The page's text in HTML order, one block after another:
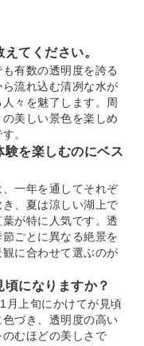
てください。
有数の透明度を誇る
流れ込む清冽な水が
々を魅了します。周
美しい景色を楽しめ
。
を楽しむのにベス
一年を通してそれぞ
、夏は涼しい湖上で
が特に人気です。透
ごとに異なる絶景を
に合わせて選ぶのが
になりますか？
月上旬にかけてが見頃
づき、透明度の高い
むほどの美しさで